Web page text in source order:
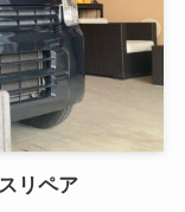
リペア